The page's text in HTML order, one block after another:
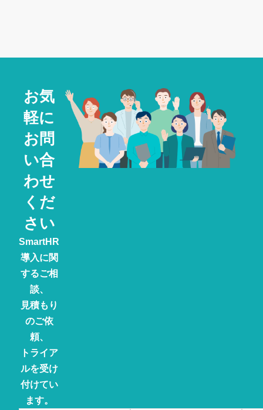
お気
軽に
お問
い合
わせ
くだ
さい
SmartHR
導入に関
するご相
談、
見積もり
のご依
頼、
トライア
ルを受け
付けてい
ます。